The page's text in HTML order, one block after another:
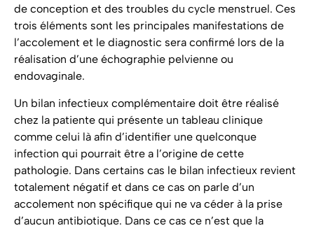
de conception et des troubles du cycle menstruel. Ces
trois éléments sont les principales manifestations de
l’accolement et le diagnostic sera confirmé lors de la
réalisation d’une échographie pelvienne ou
endovaginale.
Un bilan infectieux complémentaire doit être réalisé
chez la patiente qui présente un tableau clinique
comme celui là afin d’identifier une quelconque
infection qui pourrait être a l’origine de cette
pathologie. Dans certains cas le bilan infectieux revient
totalement négatif et dans ce cas on parle d’un
accolement non spécifique qui ne va céder à la prise
d’aucun antibiotique. Dans ce cas ce n’est que la